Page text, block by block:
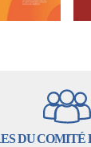
DU COMITÉ